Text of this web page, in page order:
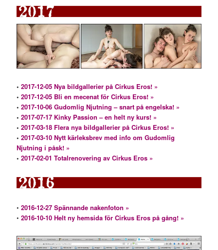
•2017-12-05 Nya bildgallerier på Cirkus Eros! »
•2017-12-05 Bli en mecenat för Cirkus Eros! »
•2017-10-06 Gudomlig Njutning – snart på engelska! »
•2017-07-17 Kinky Passion – en helt ny kurs! »
•2017-03-18 Flera nya bildgallerier på Cirkus Eros! »
•2017-03-10 Nytt kärleksbrev med info om Gudomlig
Njutning i påsk! »
•2017-02-01 Totalrenovering av Cirkus Eros »
•2016-12-27 Spännande nakenfoton »
•2016-10-10 Helt ny hemsida för Cirkus Eros på gång! »